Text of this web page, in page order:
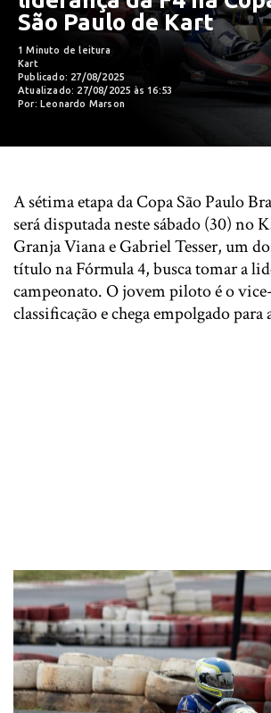
São Paulo de Kart
1 Minuto de leitura
Kart
Publicado: 27/08/2025
Atualizado: 27/08/2025 às 16:53
Por: Leonardo Marson
A sétima etapa da Copa São Paulo
será disputada neste sábado (30) no
Granja Viana e Gabriel Tesser, um
título na Fórmula 4, busca tomar a
campeonato. O jovem piloto é o
classificação e chega empolgado para